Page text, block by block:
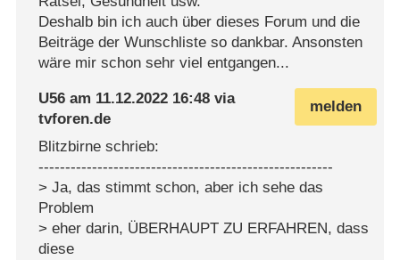
Deshalb bin ich auch über dieses Forum und die
Beiträge der Wunschliste so dankbar. Ansonsten
wäre mir schon sehr viel entgangen...
melden
U56 am 11.12.2022 16:48 via
tvforen.de
Blitzbirne schrieb:
-------------------------------------------------------
> Ja, das stimmt schon, aber ich sehe das
Problem
> eher darin, ÜBERHAUPT ZU ERFAHREN, dass
diese